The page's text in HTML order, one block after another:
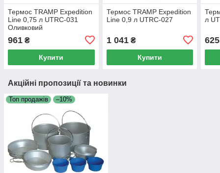
Термос TRAMP Expedition
Line 0,75 л UTRC-031
Оливковий
961 ₴
Купити
Термос TRAMP Expedition
Line 0,9 л UTRC-027
1 041₴
Купити
л
625
Акційні пропозиції та новинки
Топ продажів –10%